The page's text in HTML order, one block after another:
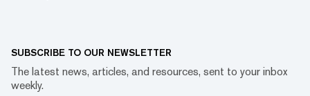
SUBSCRIBE TO OUR NEWSLETTER
The latest news, articles, and resources, sent to your inbox
weekly.